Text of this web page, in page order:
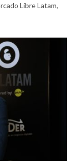
Libre Latam,